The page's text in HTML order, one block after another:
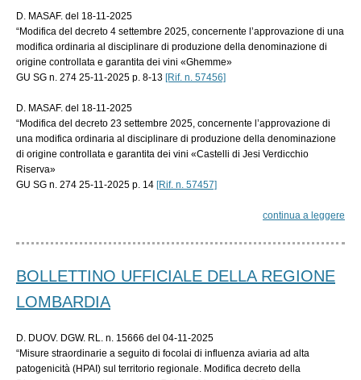
D. MASAF. del 18-11-2025
“Modifica del decreto 4 settembre 2025, concernente l’approvazione di una
modifica ordinaria al disciplinare di produzione della denominazione di
origine controllata e garantita dei vini «Ghemme»
GU SG n. 274 25-11-2025 p. 8-13 [Rif. n. 57456]
D. MASAF. del 18-11-2025
“Modifica del decreto 23 settembre 2025, concernente l’approvazione di
una modifica ordinaria al disciplinare di produzione della denominazione
di origine controllata e garantita dei vini «Castelli di Jesi Verdicchio
Riserva»
GU SG n. 274 25-11-2025 p. 14 [Rif. n. 57457]
continua a leggere
BOLLETTINO UFFICIALE DELLA REGIONE
LOMBARDIA
D. DUOV. DGW. RL. n. 15666 del 04-11-2025
“Misure straordinarie a seguito di focolai di influenza aviaria ad alta
patogenicità (HPAI) sul territorio regionale. Modifica decreto della